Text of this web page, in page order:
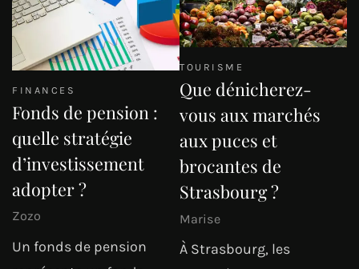
FINANCES
Fonds de pension :
quelle stratégie
d’investissement
adopter ?
Zozo
Un fonds de pension
TOURISME
Que dénicherez-
vous aux marchés
aux puces et
brocantes de
Strasbourg ?
Marise
À Strasbourg, les